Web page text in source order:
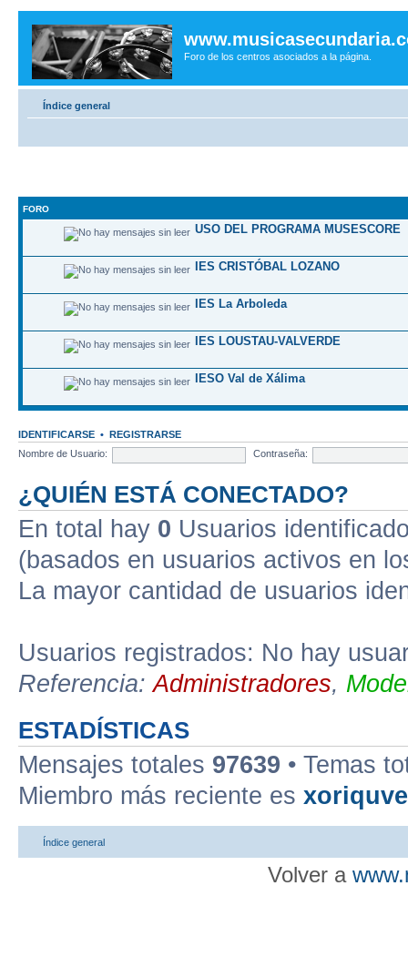
Foro de los centros asociados a la página.
Índice general
FORO
USO DEL PROGRAMA MUSESCORE
IES CRISTÓBAL LOZANO
IES La Arboleda
IES LOUSTAU-VALVERDE
IESO Val de Xálima
IDENTIFICARSE • REGISTRARSE
Nombre de Usuario:
Contraseña:
¿QUIÉN ESTÁ CONECTADO?
En total hay 0 Usuarios
(basados en usuarios activos en
La mayor cantidad de usuarios
Usuarios registrados: No hay
Referencia:Administradores,
ESTADÍSTICAS
Mensajes totales 97639 • Temas
Miembro más reciente es
Índice general
Volver a